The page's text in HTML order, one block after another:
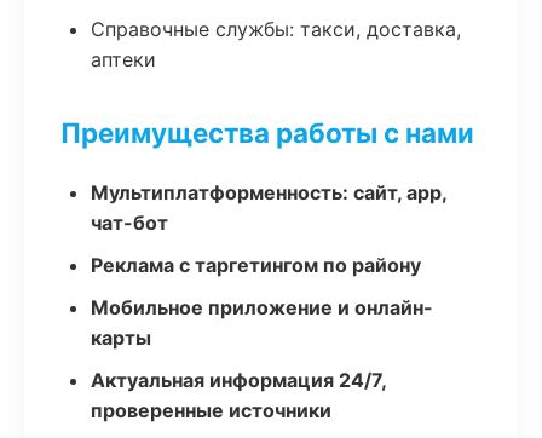
Справочные службы: такси, доставка,
аптеки
Преимущества работы с нами
Мультиплатформенность: сайт, app,
чат-бот
Реклама с таргетингом по району
Мобильное приложение и онлайн-
карты
Актуальная информация 24/7,
проверенные источники